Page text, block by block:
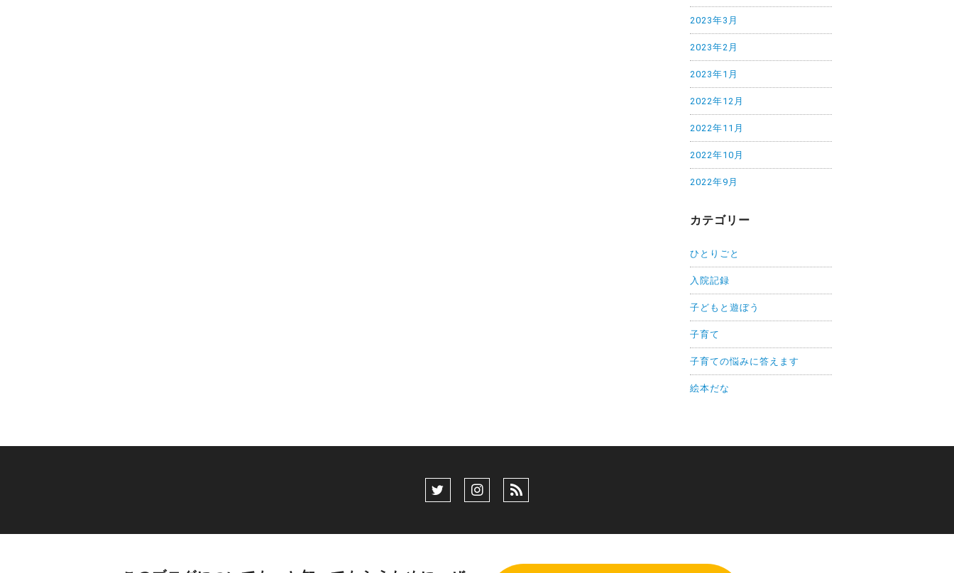
2023年3月
2023年2月
2023年1月
2022年12月
2022年11月
2022年10月
2022年9月
カテゴリー
ひとりごと
入院記録
子どもと遊ぼう
子育て
子育ての悩みに答えます
絵本だな